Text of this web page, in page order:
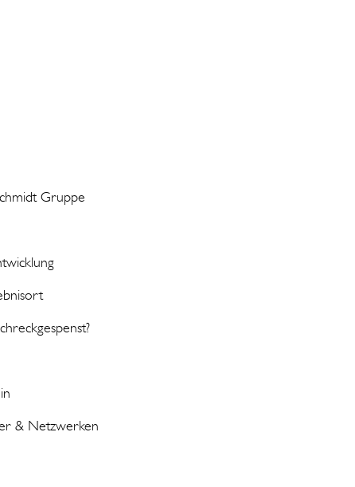
Gruppe
& Netzwerken